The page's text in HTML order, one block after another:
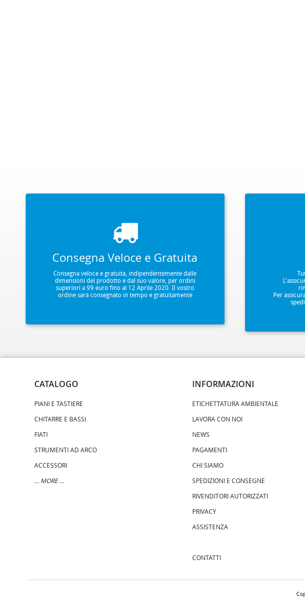
Consegna Veloce e Gratuita
Consegna veloce e gratuita, indipendentemente dalle
dimensioni del prodotto e dal suo valore, per ordini
superiori a 99 euro fino al 12 Aprile 2020. Il vostro
ordine sarà consegnato in tempo e gratuitamente
Per
CATALOGO
PIANI E TASTIERE
CHITARRE E BASSI
FIATI
STRUMENTI AD ARCO
ACCESSORI
... MORE ...
INFORMAZIONI
ETICHETTATURA AMBIENTALE
LAVORA CON NOI
NEWS
PAGAMENTI
CHI SIAMO
SPEDIZIONI E CONSEGNE
RIVENDITORI AUTORIZZATI
PRIVACY
ASSISTENZA
CONTATTI